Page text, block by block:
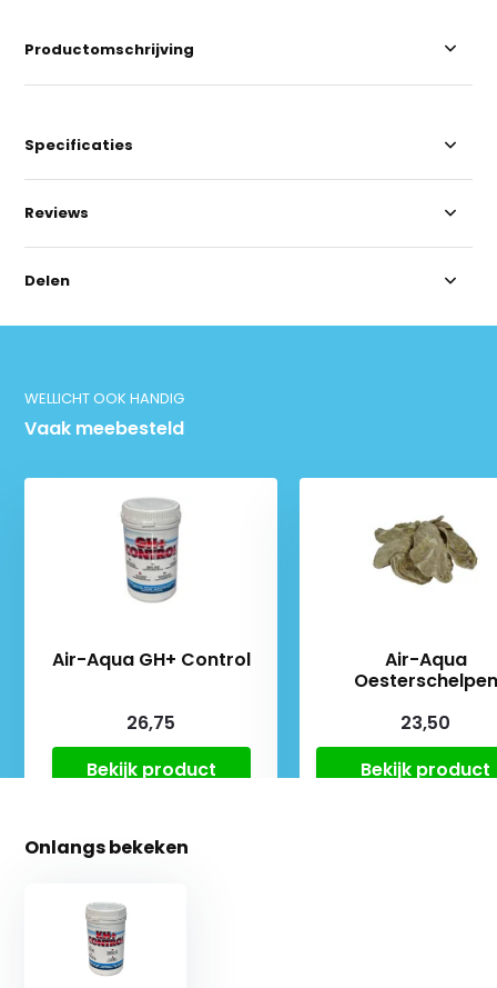
Productomschrijving
Specificaties
Reviews
Delen
WELLICHT OOK HANDIG
Vaak meebesteld
Air-Aqua GH+ Control
26,75
Bekijk product
Air-Aqua
Oesterschelpen
23,50
Bekijk product
Onlangs bekeken